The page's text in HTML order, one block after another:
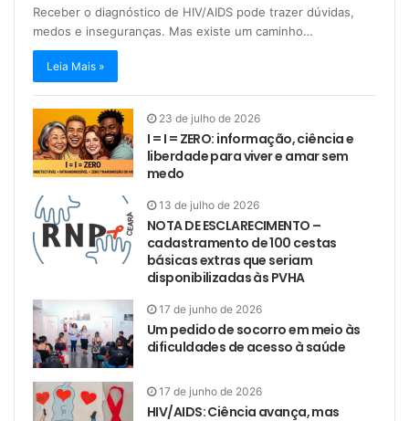
Receber o diagnóstico de HIV/AIDS pode trazer dúvidas,
medos e inseguranças. Mas existe um caminho…
Leia Mais »
23 de julho de 2026
I = I = ZERO: informação, ciência e
liberdade para viver e amar sem
medo
13 de julho de 2026
NOTA DE ESCLARECIMENTO –
cadastramento de 100 cestas
básicas extras que seriam
disponibilizadas às PVHA
17 de junho de 2026
Um pedido de socorro em meio às
dificuldades de acesso à saúde
17 de junho de 2026
HIV/AIDS: Ciência avança, mas